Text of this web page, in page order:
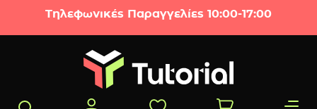
Μετάβαση στο περιεχόμενο
Τηλεφωνικές Παραγγελίες 10:00-17:00